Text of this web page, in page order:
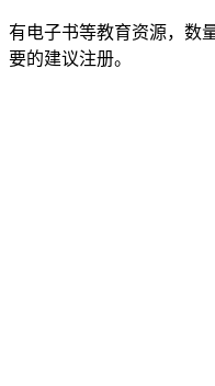
有电子书等教育资源，数
要的建议注册。